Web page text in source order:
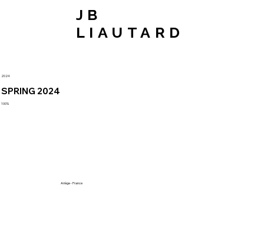
JB
LIAUTARD
100%
SPRING 2024
2024
Ariège - France